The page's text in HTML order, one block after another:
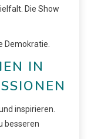
Die Show
Demokratie.
IN
inspirieren.
besseren